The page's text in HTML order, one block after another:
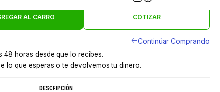
AL CARRO COTIZAR
Continúar Comprando
48 horas desde que lo recibes.
lo que esperas o te devolvemos tu dinero.
DESCRIPCIÓN